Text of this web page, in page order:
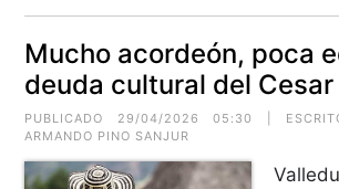
Mucho acordeón, poca
deuda cultural del Cesar
PUBLICADO 29/04/2026 05:30 |
ARMANDO PINO SANJUR